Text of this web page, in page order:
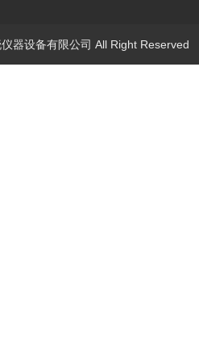
仪器设备有限公司 All Right